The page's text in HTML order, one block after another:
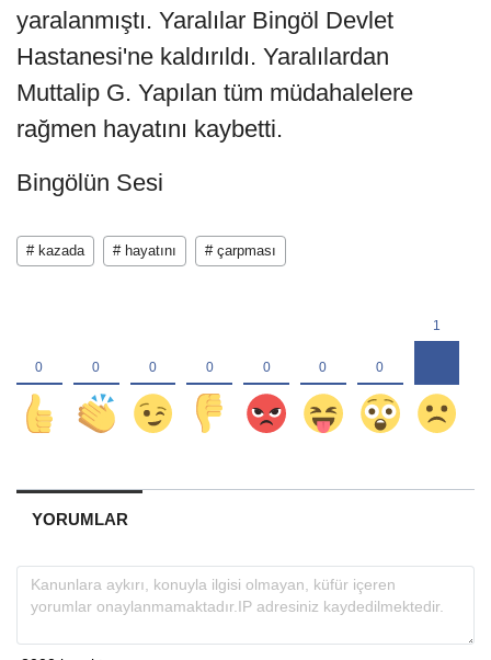
yaralanmıştı. Yaralılar Bingöl Devlet
Hastanesi'ne kaldırıldı. Yaralılardan
Muttalip G. Yapılan tüm müdahalelere
rağmen hayatını kaybetti.
Bingölün Sesi
# kazada # hayatını # çarpması
YORUMLAR